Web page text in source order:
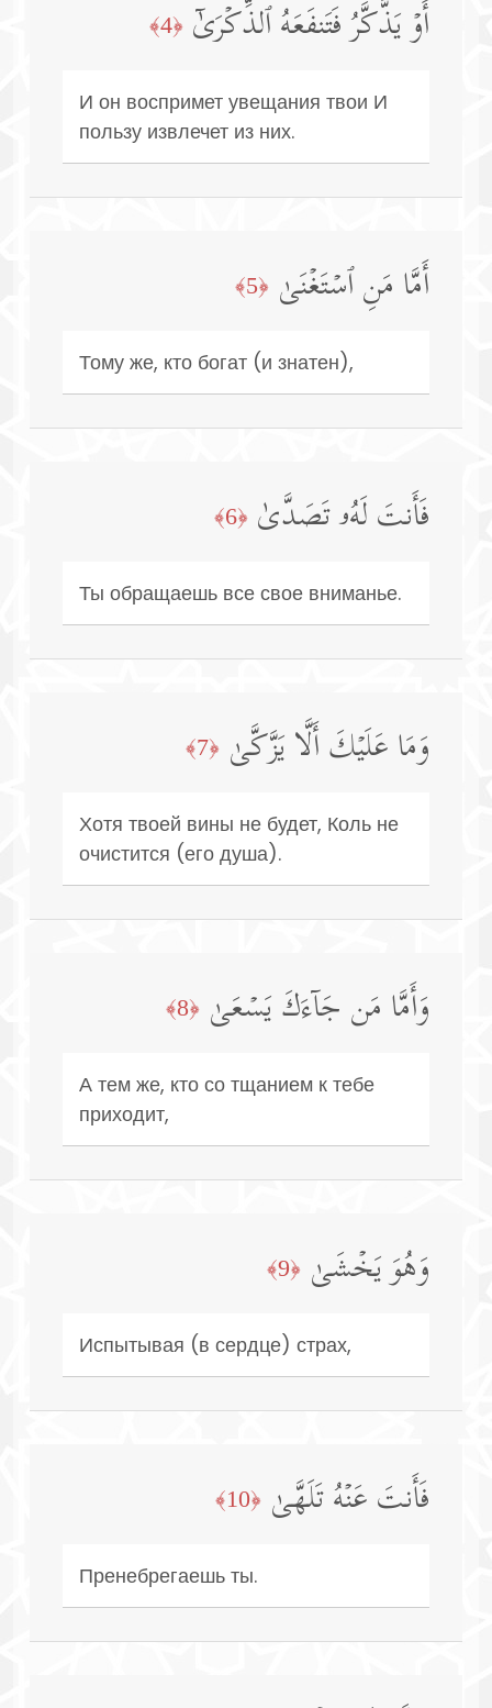
أَوۡ یَذَّكَّرُ فَتَنفَعَهُ ٱلذِّكۡرَىٰۤ ﴿4﴾
И он воспримет увещания твои И
пользу извлечет из них.
أَمَّا مَنِ ٱسۡتَغۡنَىٰ ﴿5﴾
Тому же, кто богат (и знатен),
فَأَنتَ لَهُۥ تَصَدَّىٰ ﴿6﴾
Ты обращаешь все свое вниманье.
وَمَا عَلَیۡكَ أَلَّا یَزَّكَّىٰ ﴿7﴾
Хотя твоей вины не будет, Коль не
очистится (его душа).
وَأَمَّا مَن جَاۤءَكَ یَسۡعَىٰ ﴿8﴾
А тем же, кто со тщанием к тебе
приходит,
وَهُوَ یَخۡشَىٰ ﴿9﴾
Испытывая (в сердце) страх,
فَأَنتَ عَنۡهُ تَلَهَّىٰ ﴿10﴾
Пренебрегаешь ты.